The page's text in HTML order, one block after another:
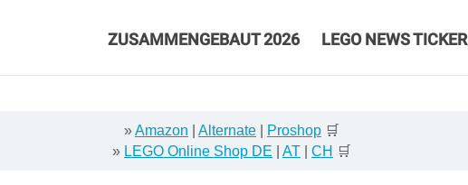
ZUSAMMENGEBAUT 2026 LEGO NEWS TICKER
»Amazon Alternate Proshop 🛒
» LEGO Online Shop DE AT CH 🛒